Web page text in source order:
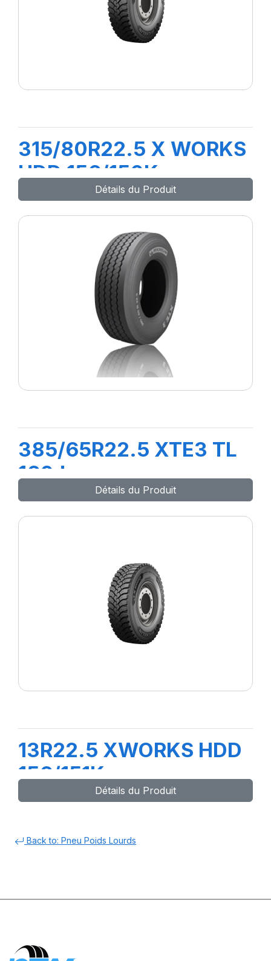
315/80R22.5 X WORKS
HDD 156/150K
Détails du Produit
385/65R22.5 XTE3 TL
160J
Détails du Produit
13R22.5 XWORKS HDD
156/151K
Détails du Produit
Back to: Pneu Poids Lourds